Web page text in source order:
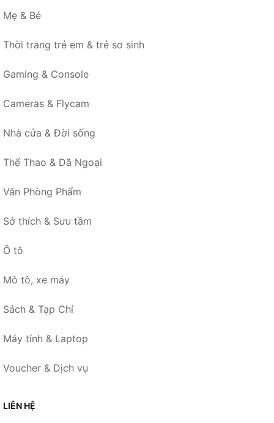
Mẹ & Bé
Thời trang trẻ em & trẻ sơ sinh
Gaming & Console
Cameras & Flycam
Nhà cửa & Đời sống
Thể Thao & Dã Ngoại
Văn Phòng Phẩm
Sở thích & Sưu tầm
Ô tô
Mô tô, xe máy
Sách & Tạp Chí
Máy tính & Laptop
Voucher & Dịch vụ
LIÊN HỆ